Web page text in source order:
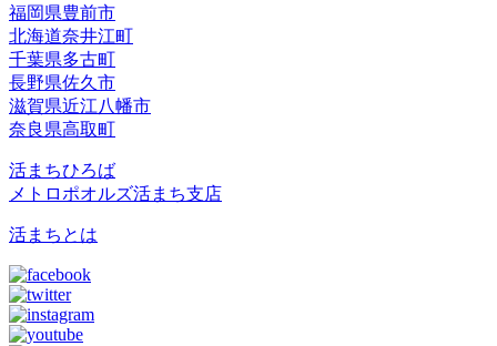
福岡県豊前市
北海道奈井江町
千葉県多古町
長野県佐久市
滋賀県近江八幡市
奈良県高取町
活まちひろば
メトロポオルズ活まち支店
活まちとは